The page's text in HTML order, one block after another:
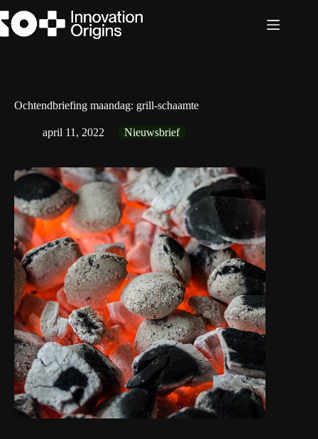
naar
de
Ochtendbriefing maandag: grill-schaamte
april 11, 2022 Nieuwsbrief